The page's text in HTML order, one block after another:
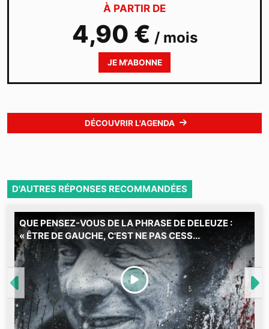
À PARTIR DE
4,90 € / mois
JE M'ABONNE
DÉCOUVRIR L'AGENDA
D'AUTRES RÉPONSES RECOMMANDÉES
QUE PENSEZ-VOUS DE LA PHRASE DE DELEUZE :
« ÊTRE DE GAUCHE, C'EST NE PAS CESS...